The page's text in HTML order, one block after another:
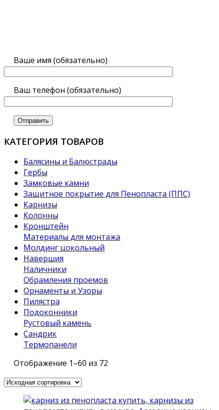
Ваше имя (обязательно)
Ваш телефон (обязательно)
КАТЕГОРИЯ ТОВАРОВ
Балясины и Балюстрады
Гербы
Замковые камни
Защитное покрытие для Пенопласта (ППС)
Карнизы
Колонны
Кронштейн
Материалы для монтажа
Молдинг цокольный
Навершия
Наличники
Обрамления проемов
Орнаменты и Узоры
Пилястра
Подоконники
Рустовый камень
Сандрик
Термопанели
Отображение 1–60 из 72